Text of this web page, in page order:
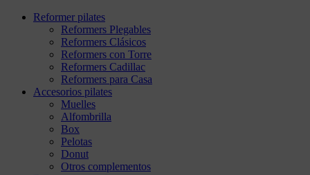
Reformer pilates
Reformers Plegables
Reformers Clásicos
Reformers con Torre
Reformers Cadillac
Reformers para Casa
Accesorios pilates
Muelles
Alfombrilla
Box
Pelotas
Donut
Otros complementos